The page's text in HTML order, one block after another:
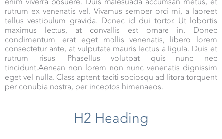
rutrum ex venenatis vel. Vivamus semper orci mi, a laoreet
tellus vestibulum gravida. Donec id dui tortor. Ut lobortis
maximus lectus, at convallis est ornare in. Donec
condimentum, erat eget mollis venenatis, libero lorem
consectetur ante, at vulputate mauris lectus a ligula. Duis et
rutrum risus. Phasellus volutpat quis nunc nec
tincidunt.Aenean non lorem non nunc venenatis dignissim
eget vel nulla. Class aptent taciti sociosqu ad litora torquent
per conubia nostra, per inceptos himenaeos.
H2 Heading